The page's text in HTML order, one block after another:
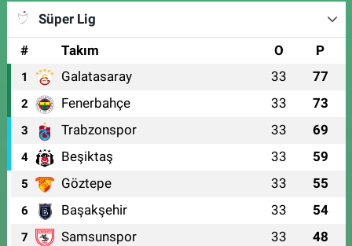
Süper Lig
#
Takım O P
1 Galatasaray 33 77
2 Fenerbahçe 33 73
3 Trabzonspor 33 69
4 Beşiktaş 33 59
5 Göztepe 33 55
6 Başakşehir 33 54
7 Samsunspor 33 48